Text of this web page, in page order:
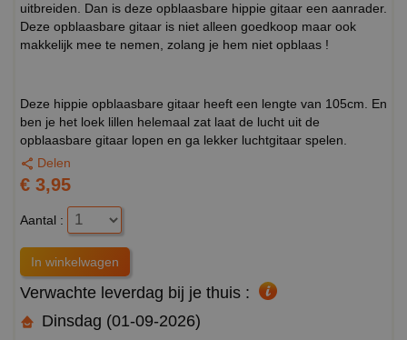
uitbreiden. Dan is deze opblaasbare hippie gitaar een aanrader.
Deze opblaasbare gitaar is niet alleen goedkoop maar ook
makkelijk mee te nemen, zolang je hem niet opblaas !
Deze hippie opblaasbare gitaar heeft een lengte van 105cm. En
ben je het loek lillen helemaal zat laat de lucht uit de
opblaasbare gitaar lopen en ga lekker luchtgitaar spelen.
Delen
€ 3,95
Aantal :
Verwachte leverdag bij je thuis :
Dinsdag (01-09-2026)